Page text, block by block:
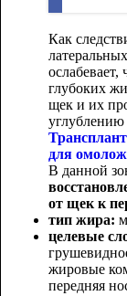
Как
глубоких
щек и их
углублению
для
В данной
от щек к
тип жира:
целевые
жировые
передняя